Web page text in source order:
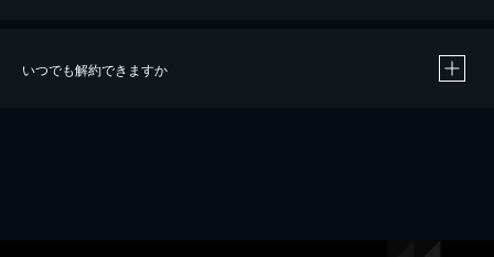
いつでも解約できますか